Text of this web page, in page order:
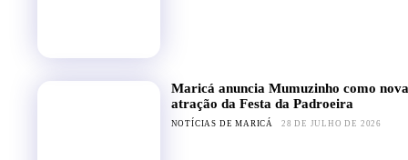
Maricá anuncia Mumuzinho como nova
atração da Festa da Padroeira
NOTÍCIAS DE MARICÁ 28 DE JULHO DE 2026